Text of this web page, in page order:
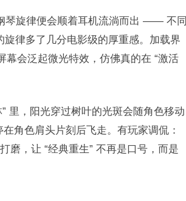
琴旋律便会顺着耳机流淌而出 —— 不同
律多了几分电影级的厚重感。加载界
幕会泛起微光特效，仿佛真的在 “激活
里，阳光穿过树叶的光斑会随角色移动
角色肩头片刻后飞走。有玩家调侃：
，让 “经典重生” 不再是口号，而是